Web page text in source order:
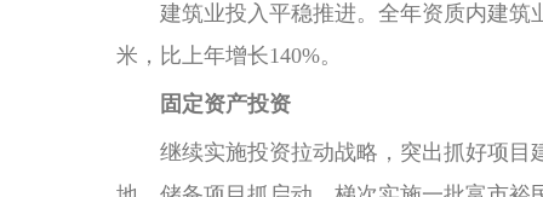
建筑业投入平稳推进。全年资质内建筑业
米，比上年增长140%。
固定资产投资
继续实施投资拉动战略，突出抓好项目